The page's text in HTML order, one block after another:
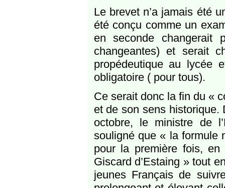
Le brevet n’a jamais été
été conçu comme un
en seconde changerait
changeantes) et serait
propédeutique au lycée
obligatoire ( pour tous).
Ce serait donc la fin du «
et de son sens
octobre, le ministre de
souligné que « la formule
pour la première fois,
Giscard d’Estaing » tout
jeunes Français de